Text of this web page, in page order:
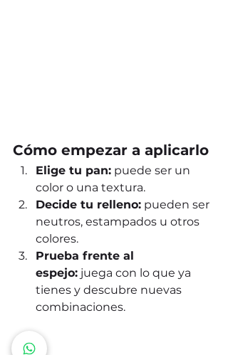
Cómo empezar a aplicarlo
Elige tu pan: puede ser un
color o una textura.
Decide tu relleno: pueden ser
neutros, estampados u otros
colores.
Prueba frente al
espejo: juega con lo que ya
tienes y descubre nuevas
combinaciones.